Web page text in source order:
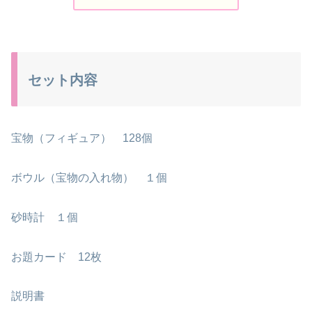
セット内容
宝物（フィギュア） 128個
ボウル（宝物の入れ物） １個
砂時計 １個
お題カード 12枚
説明書